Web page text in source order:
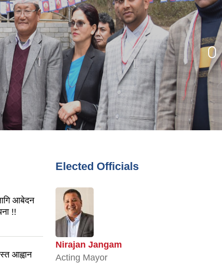
आबेदन
!!
आह्वान
Elected Officials
Nirajan Jangam
Acting Mayor